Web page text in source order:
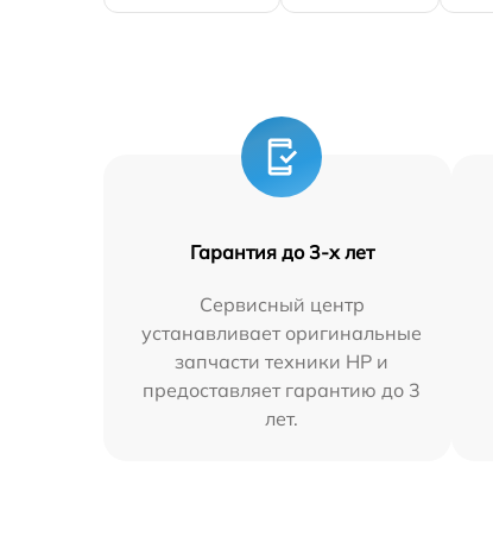
Гарантия до 3-х лет
Сервисный центр
устанавливает оригинальные
запчасти техники HP и
предоставляет гарантию до 3
лет.